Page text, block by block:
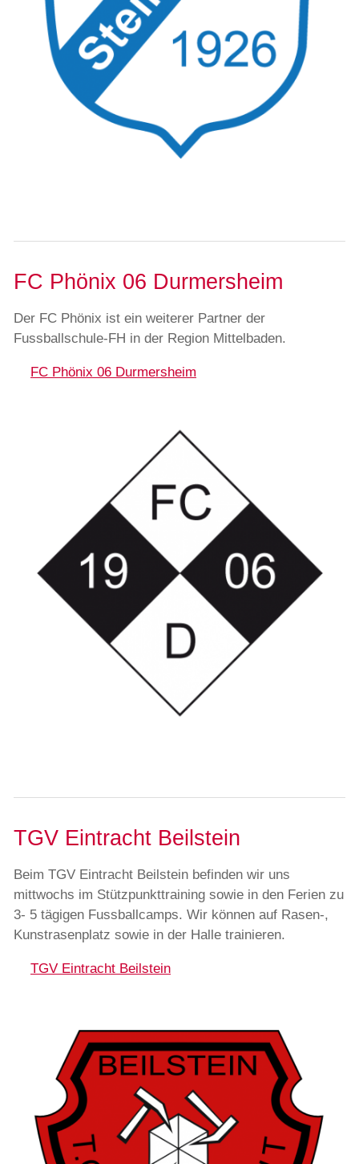
FC Phönix 06 Durmersheim
Der FC Phönix ist ein weiterer Partner der
Fussballschule-FH in der Region Mittelbaden.
FC Phönix 06 Durmersheim
TGV Eintracht Beilstein
Beim TGV Eintracht Beilstein befinden wir uns
mittwochs im Stützpunkttraining sowie in den Ferien zu
3- 5 tägigen Fussballcamps. Wir können auf Rasen-,
Kunstrasenplatz sowie in der Halle trainieren.
TGV Eintracht Beilstein